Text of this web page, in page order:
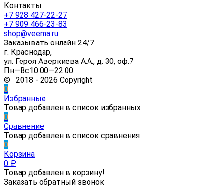
Контакты
+7 928 427-22-27
+7 909 466-23-83
shop@veema.ru
Заказывать онлайн 24/7
г. Краснодар,
ул. Героя Аверкиева А.А., д. 30, оф.7
Пн—Вс10:00—22:00
© 2018 - 2026 Copyright
0
Избранные
Товар добавлен в список избранных
0
Сравнение
Товар добавлен в список сравнения
0
Корзина
0 ₽
Товар добавлен в корзину!
Заказать обратный звонок